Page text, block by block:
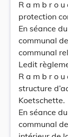
R a m b r o
protection
En séance
communal
communal
Ledit
R a m b r o
structure
Koetschette.
En séance
communal